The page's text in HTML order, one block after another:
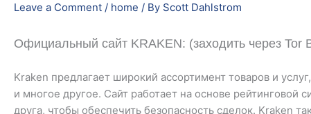
Leave a Comment / home / By Scott Dahlstrom
Официальный сайт KRAKEN: (заходить через Tor
Kraken предлагает широкий ассортимент товаров и
и многое другое. Сайт работает на основе рейтинговой
друга, чтобы обеспечить безопасность сделок. Kraken